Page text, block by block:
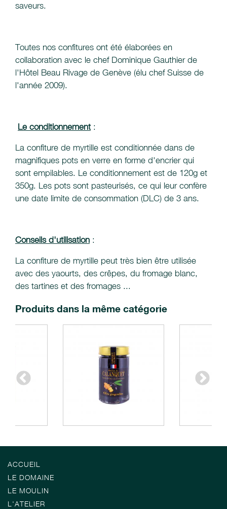
saveurs.
Toutes nos confitures ont été élaborées en
collaboration avec le chef Dominique Gauthier de
l'Hôtel Beau Rivage de Genève (élu chef Suisse de
l'année 2009).
Le conditionnement:
La confiture de myrtille est conditionnée dans de
magnifiques pots en verre en forme d'encrier qui
sont empilables. Le conditionnement est de 120g et
350g. Les pots sont pasteurisés, ce qui leur confère
une date limite de consommation (DLC) de 3 ans.
Conseils d'utilisation :
La confiture de myrtille peut très bien être utilisée
avec des yaourts, des crêpes, du fromage blanc,
des tartines et des fromages ...
Produits dans la même catégorie
ACCUEIL
LE DOMAINE
LE MOULIN
L'ATELIER